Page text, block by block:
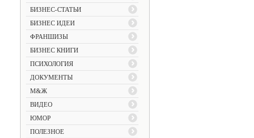
БИЗНЕС-СТАТЬИ
БИЗНЕС ИДЕИ
ФРАНШИЗЫ
БИЗНЕС КНИГИ
ПСИХОЛОГИЯ
ДОКУМЕНТЫ
М&Ж
ВИДЕО
ЮМОР
ПОЛЕЗНОЕ